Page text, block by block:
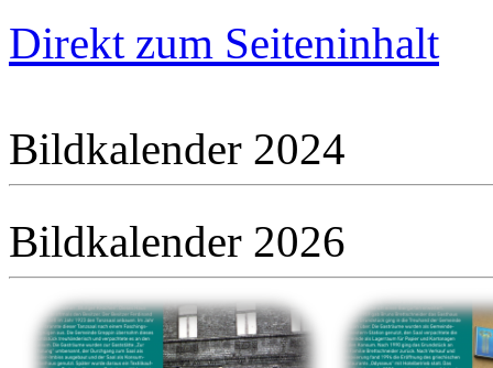
Direkt zum Seiteninhalt
Bildkalender 2024
Bildkalender 2026